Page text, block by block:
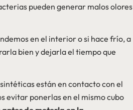
pueden generar malos olores
en el interior o si hace frío, a
bien y dejarla el tiempo que
están en contacto con el
evitar ponerlas en el mismo cubo